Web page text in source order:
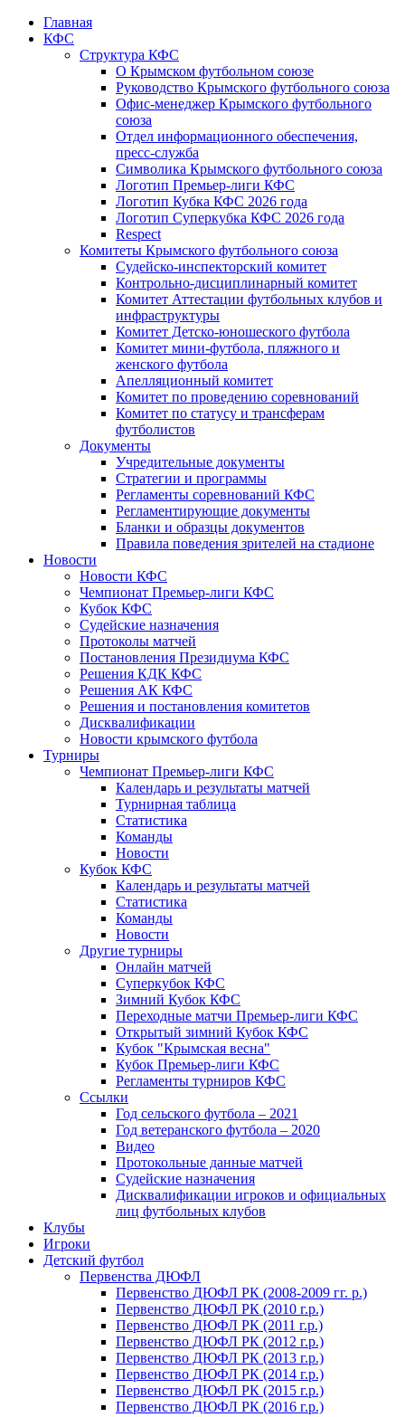
Главная
КФС
Структура КФС
О Крымском футбольном союзе
Руководство Крымского футбольного союза
Офис-менеджер Крымского футбольного
союза
Отдел информационного обеспечения,
пресс-служба
Символика Крымского футбольного союза
Логотип Премьер-лиги КФС
Логотип Кубка КФС 2026 года
Логотип Суперкубка КФС 2026 года
Respect
Комитеты Крымского футбольного союза
Судейско-инспекторский комитет
Контрольно-дисциплинарный комитет
Комитет Аттестации футбольных клубов и
инфраструктуры
Комитет Детско-юношеского футбола
Комитет мини-футбола, пляжного и
женского футбола
Апелляционный комитет
Комитет по проведению соревнований
Комитет по статусу и трансферам
футболистов
Документы
Учредительные документы
Стратегии и программы
Регламенты соревнований КФС
Регламентирующие документы
Бланки и образцы документов
Правила поведения зрителей на стадионе
Новости
Новости КФС
Чемпионат Премьер-лиги КФС
Кубок КФС
Судейские назначения
Протоколы матчей
Постановления Президиума КФС
Решения КДК КФС
Решения АК КФС
Решения и постановления комитетов
Дисквалификации
Новости крымского футбола
Турниры
Чемпионат Премьер-лиги КФС
Календарь и результаты матчей
Турнирная таблица
Статистика
Команды
Новости
Кубок КФС
Календарь и результаты матчей
Статистика
Команды
Новости
Другие турниры
Онлайн матчей
Суперкубок КФС
Зимний Кубок КФС
Переходные матчи Премьер-лиги КФС
Открытый зимний Кубок КФС
Кубок "Крымская весна"
Кубок Премьер-лиги КФС
Регламенты турниров КФС
Ссылки
Год сельского футбола – 2021
Год ветеранского футбола – 2020
Видео
Протокольные данные матчей
Судейские назначения
Дисквалификации игроков и официальных
лиц футбольных клубов
Клубы
Игроки
Детский футбол
Первенства ДЮФЛ
Первенство ДЮФЛ РК (2008-2009 гг. р.)
Первенство ДЮФЛ РК (2010 г.р.)
Первенство ДЮФЛ РК (2011 г.р.)
Первенство ДЮФЛ РК (2012 г.р.)
Первенство ДЮФЛ РК (2013 г.р.)
Первенство ДЮФЛ РК (2014 г.р.)
Первенство ДЮФЛ РК (2015 г.р.)
Первенство ДЮФЛ РК (2016 г.р.)